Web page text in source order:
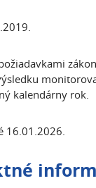
kalendárny rok.
16.01.2026.